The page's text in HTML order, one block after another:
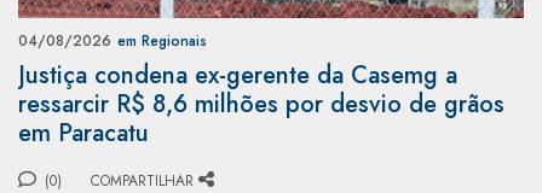
04/08/2026 em Regionais
Justiça condena ex-gerente da Casemg a
ressarcir R$ 8,6 milhões por desvio de grãos
em Paracatu
(0) COMPARTILHAR